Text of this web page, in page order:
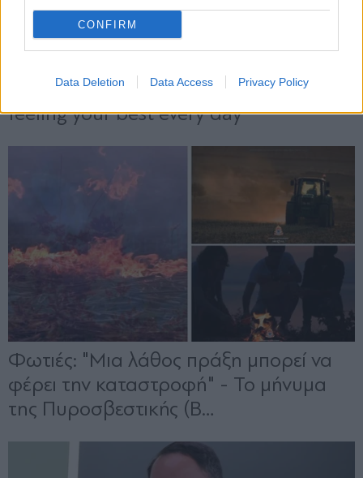
CONFIRM
Data Deletion Data Access Privacy Policy